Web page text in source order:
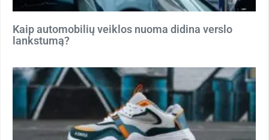
Kaip automobilių veiklos nuoma didina verslo
lankstumą?